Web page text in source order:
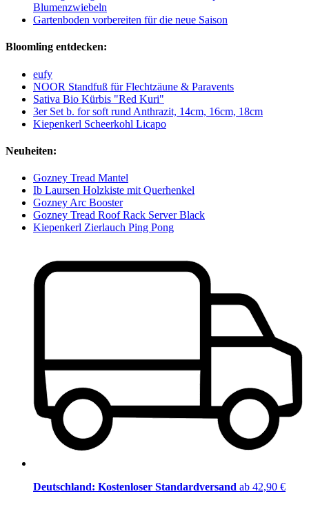
Blumenzwiebeln
Gartenboden vorbereiten für die neue Saison
Bloomling entdecken:
eufy
NOOR Standfuß für Flechtzäune & Paravents
Sativa Bio Kürbis "Red Kuri"
3er Set b. for soft rund Anthrazit, 14cm, 16cm, 18cm
Kiepenkerl Scheerkohl Licapo
Neuheiten:
Gozney Tread Mantel
Ib Laursen Holzkiste mit Querhenkel
Gozney Arc Booster
Gozney Tread Roof Rack Server Black
Kiepenkerl Zierlauch Ping Pong
Deutschland: Kostenloser Standardversand ab 42,90 €